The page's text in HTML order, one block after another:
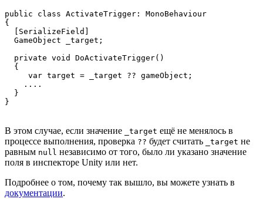
public class ActivateTrigger: MonoBehaviour
{
  [SerializeField]
  GameObject _target;
  private void DoActivateTrigger()
  {
     var target = _target ?? gameObject;
    ....
  }
В этом случае, если значение _target ещё не менялось в
процессе выполнения, проверка ?? будет считать _target не
равным null независимо от того, было ли указано значение
поля в инспекторе Unity или нет.
Подробнее о том, почему так вышло, вы можете узнать в
документации.